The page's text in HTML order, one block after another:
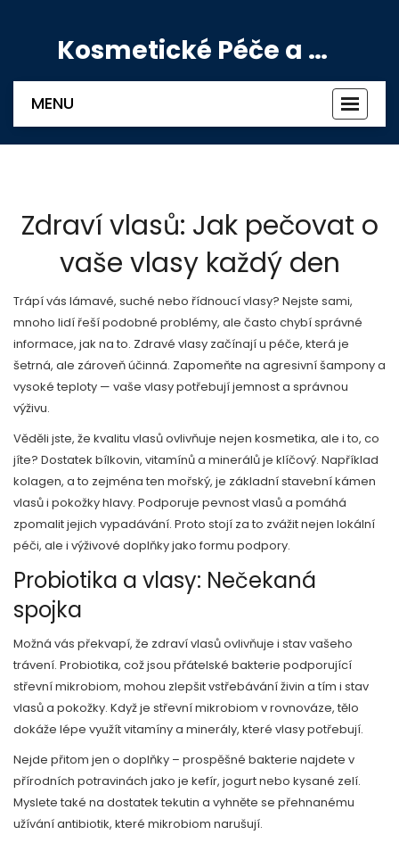
Kosmetické Péče a Výživové Doplňky
MENU
Zdraví vlasů: Jak pečovat o
vaše vlasy každý den
Trápí vás lámavé, suché nebo řídnoucí vlasy? Nejste sami,
mnoho lidí řeší podobné problémy, ale často chybí správné
informace, jak na to. Zdravé vlasy začínají u péče, která je
šetrná, ale zároveň účinná. Zapomeňte na agresivní šampony a
vysoké teploty — vaše vlasy potřebují jemnost a správnou
výživu.
Věděli jste, že kvalitu vlasů ovlivňuje nejen kosmetika, ale i to, co
jíte? Dostatek bílkovin, vitamínů a minerálů je klíčový. Například
kolagen, a to zejména ten mořský, je základní stavební kámen
vlasů i pokožky hlavy. Podporuje pevnost vlasů a pomáhá
zpomalit jejich vypadávání. Proto stojí za to zvážit nejen lokální
péči, ale i výživové doplňky jako formu podpory.
Probiotika a vlasy: Nečekaná
spojka
Možná vás překvapí, že zdraví vlasů ovlivňuje i stav vašeho
trávení. Probiotika, což jsou přátelské bakterie podporující
střevní mikrobiom, mohou zlepšit vstřebávání živin a tím i stav
vlasů a pokožky. Když je střevní mikrobiom v rovnováze, tělo
dokáže lépe využít vitamíny a minerály, které vlasy potřebují.
Nejde přitom jen o doplňky – prospěšné bakterie najdete v
přírodních potravinách jako je kefír, jogurt nebo kysané zelí.
Myslete také na dostatek tekutin a vyhněte se přehnanému
užívání antibiotik, které mikrobiom narušují.